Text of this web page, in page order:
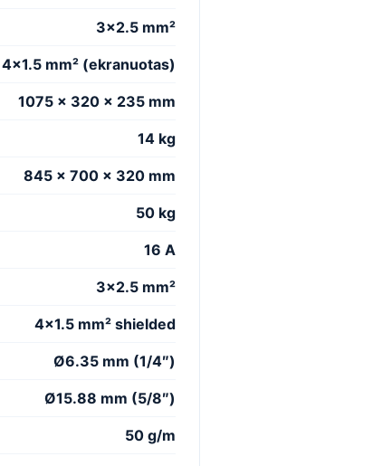
3×2.5 mm²
4×1.5 mm² (ekranuotas)
1075 x 320 x 235 mm
14 kg
845 x 700 x 320 mm
50 kg
16 A
3×2.5 mm²
4×1.5 mm² shielded
Ø6.35 mm (1/4″)
Ø15.88 mm (5/8″)
50 g/m